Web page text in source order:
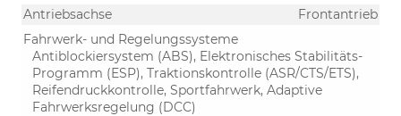
Antriebsachse
Frontantrieb
Fahrwerk- und Regelungssysteme
Antiblockiersystem (ABS), Elektronisches Stabilitäts-
Programm (ESP), Traktionskontrolle (ASR/CTS/ETS),
Reifendruckkontrolle, Sportfahrwerk, Adaptive
Fahrwerksregelung (DCC)